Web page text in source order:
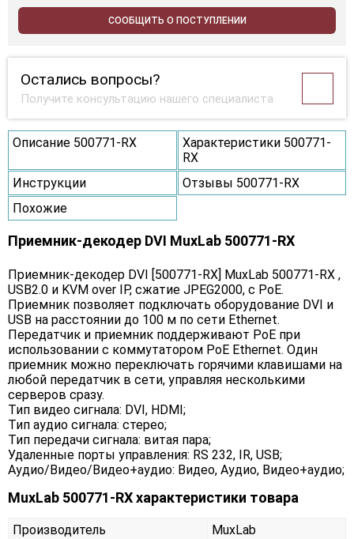
СООБЩИТЬ О ПОСТУПЛЕНИИ
Остались вопросы?
Получите консультацию нашего специалиста
Описание 500771-RX
Характеристики 500771-
RX
Инструкции
Отзывы 500771-RX
Похожие
Приемник-декодер DVI MuxLab 500771-RX
Приемник-декодер DVI [500771-RX] MuxLab 500771-RX ,
USB2.0 и KVM over IP, сжатие JPEG2000, с PoE.
Приемник позволяет подключать оборудование DVI и
USB на расстоянии до 100 м по сети Ethernet.
Передатчик и приемник поддерживают PoE при
использовании с коммутатором PoE Ethernet. Один
приемник можно переключать горячими клавишами на
любой передатчик в сети, управляя несколькими
серверов сразу.
Тип видео сигнала: DVI, HDMI;
Тип аудио сигнала: стерео;
Тип передачи сигнала: витая пара;
Удаленные порты управления: RS 232, IR, USB;
Аудио/Видео/Видео+аудио: Видео, Аудио, Видео+аудио;
MuxLab 500771-RX характеристики товара
Производитель
MuxLab